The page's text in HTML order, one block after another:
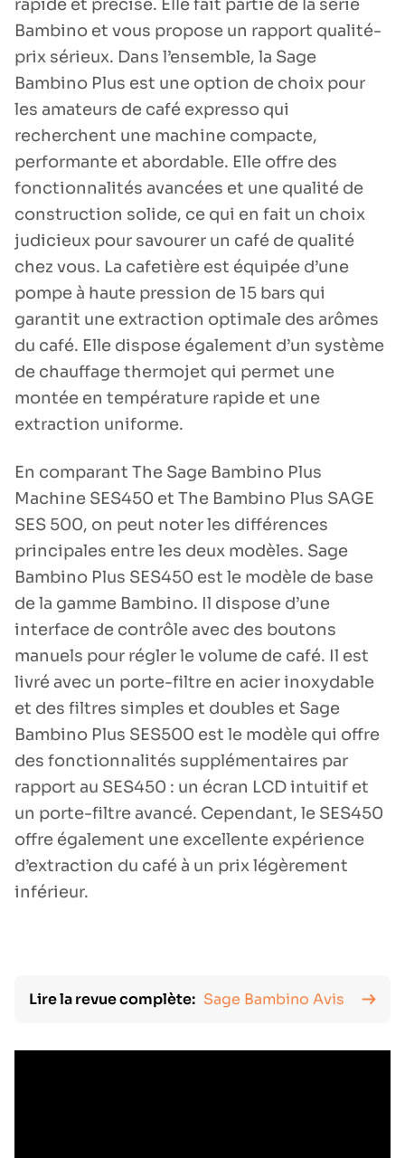
rapide et précise. Elle fait partie de la série
Bambino et vous propose un rapport qualité-
prix sérieux. Dans l’ensemble, la Sage
Bambino Plus est une option de choix pour
les amateurs de café expresso qui
recherchent une machine compacte,
performante et abordable. Elle offre des
fonctionnalités avancées et une qualité de
construction solide, ce qui en fait un choix
judicieux pour savourer un café de qualité
chez vous. La cafetière est équipée d’une
pompe à haute pression de 15 bars qui
garantit une extraction optimale des arômes
du café. Elle dispose également d’un système
de chauffage thermojet qui permet une
montée en température rapide et une
extraction uniforme.
En comparant The Sage Bambino Plus
Machine SES450 et The Bambino Plus SAGE
SES 500, on peut noter les différences
principales entre les deux modèles. Sage
Bambino Plus SES450 est le modèle de base
de la gamme Bambino. Il dispose d’une
interface de contrôle avec des boutons
manuels pour régler le volume de café. Il est
livré avec un porte-filtre en acier inoxydable
et des filtres simples et doubles et Sage
Bambino Plus SES500 est le modèle qui offre
des fonctionnalités supplémentaires par
rapport au SES450 : un écran LCD intuitif et
un porte-filtre avancé. Cependant, le SES450
offre également une excellente expérience
d’extraction du café à un prix légèrement
inférieur.
Lire la revue complète: Sage Bambino Avis